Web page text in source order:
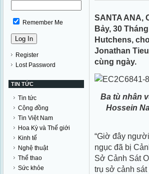
Remember Me
Register
Lost Password
TIN TỨC
Tin tức
Cộng đồng
Tin Việt Nam
Hoa Kỳ và Thế giới
Kinh tế
Nghệ thuật
Thể thao
Sức khỏe
SANTA ANA,
Bảy, 30
Hutchens,
Jonathan
cùng ngày.
Ba tù nhân
Hossein
“Giờ đây
ngục đã bị
Sở Cảnh Sát
trụ sở cảnh